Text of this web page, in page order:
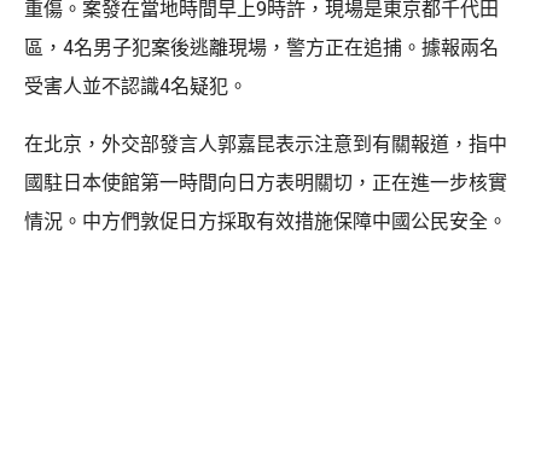
重傷。案發在當地時間早上9時許，現場是東京都千代田
區，4名男子犯案後逃離現場，警方正在追捕。據報兩名
受害人並不認識4名疑犯。
在北京，外交部發言人郭嘉昆表示注意到有關報道，指中
國駐日本使館第一時間向日方表明關切，正在進一步核實
情況。中方們敦促日方採取有效措施保障中國公民安全。